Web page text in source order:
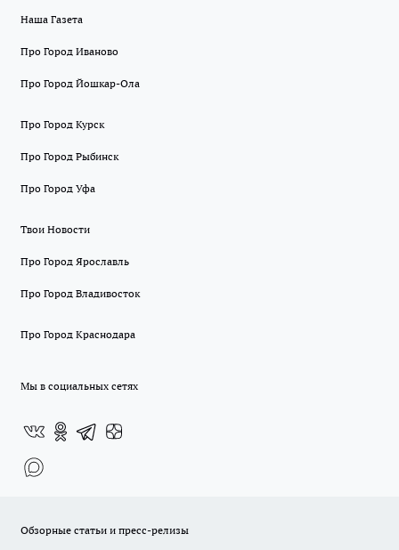
Наша Газета
Про Город Иваново
Про Город Йошкар-Ола
Про Город Курск
Про Город Рыбинск
Про Город Уфа
Твои Новости
Про Город Ярославль
Про Город Владивосток
Про Город Краснодара
Мы в социальных сетях
Обзорные статьи и пресс-релизы